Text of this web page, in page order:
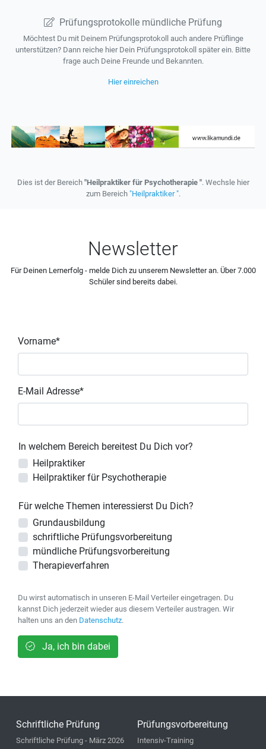
Prüfungsprotokolle mündliche Prüfung
Möchtest Du mit Deinem Prüfungsprotokoll auch andere Prüflinge
unterstützen? Dann reiche hier Dein Prüfungsprotokoll später ein. Bitte
frage auch Deine Freunde und Bekannten.
Hier einreichen
Dies ist der Bereich "Heilpraktiker für Psychotherapie ". Wechsle hier
zum Bereich "Heilpraktiker ".
Newsletter
Für Deinen Lernerfolg - melde Dich zu unserem Newsletter an. Über 7.000
Schüler sind bereits dabei.
Vorname*
E-Mail Adresse*
In welchem Bereich bereitest Du Dich vor?
Heilpraktiker
Heilpraktiker für Psychotherapie
Für welche Themen interessierst Du Dich?
Grundausbildung
schriftliche Prüfungsvorbereitung
mündliche Prüfungsvorbereitung
Therapieverfahren
Du wirst automatisch in unseren E-Mail Verteiler eingetragen. Du
kannst Dich jederzeit wieder aus diesem Verteiler austragen. Wir
halten uns an den Datenschutz.
Ja, ich bin dabei
Schriftliche Prüfung
Schriftliche Prüfung - März 2026
Prüfungsvorbereitung
Intensiv-Training